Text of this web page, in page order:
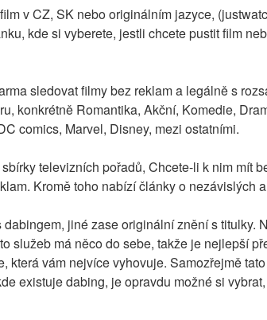
v CZ, SK nebo originálním jazyce,
kde si vyberete, jestli chcete pustit film
sledovat filmy bez reklam a legálně s
konkrétně Romantika, Akční, Komedie,
comics, Marvel, Disney, mezi ostatními.
televizních pořadů, Chcete-li k nim mít
Kromě toho nabízí články o nezávislých
jiné zase originální znění s titulky.
služeb má něco do sebe, takže je nejlepší
která vám nejvíce vyhovuje. Samozřejmě
existuje dabing, je opravdu možné si